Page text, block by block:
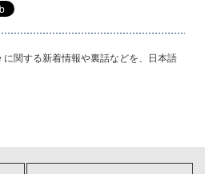
関する新着情報や裏話などを、日本語